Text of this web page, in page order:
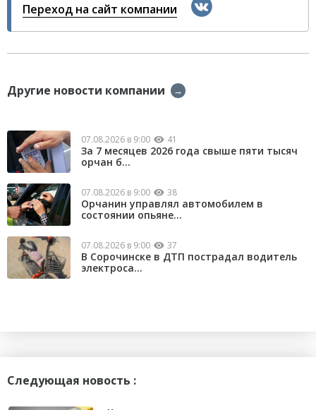
Переход на сайт компании
Другие новости компании →
07.08.2026 в 9:00 41
За 7 месяцев 2026 года свыше пяти тысяч
орчан б...
07.08.2026 в 9:00 38
Орчанин управлял автомобилем в
состоянии опьяне...
07.08.2026 в 9:00 37
В Сорочинске в ДТП пострадал водитель
электроса...
Следующая новость :